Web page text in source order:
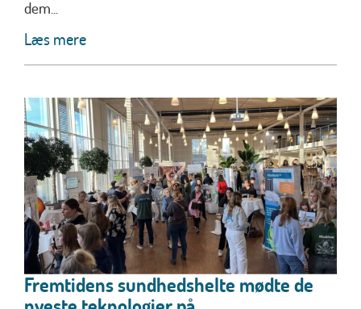
dem...
Læs mere
Fremtidens sundhedshelte mødte de